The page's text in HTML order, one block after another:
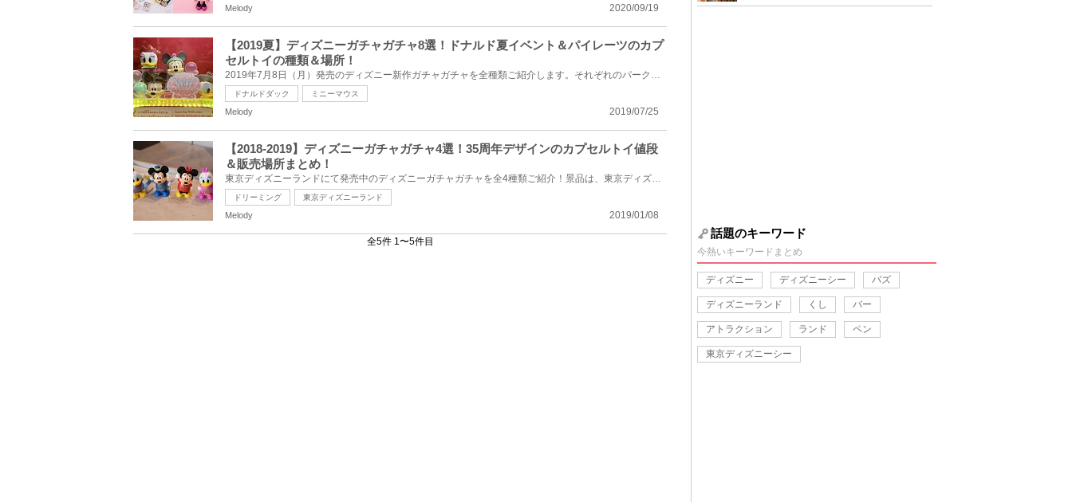
2020/09/19
Melody
【2019夏】ディズニーガチャガチャ8選！ドナルド夏イベント＆パイレーツのカプ
セルトイの種類＆場所！
2019年7月8日（月）発売のディズニー新作ガチャガチャを全種類ご紹介します。それぞれのパークで開催さ...
ドナルドダック ミニーマウス
2019/07/25
Melody
【2018-2019】ディズニーガチャガチャ4選！35周年デザインのカプセルトイ値段
＆販売場所まとめ！
東京ディズニーランドにて発売中のディズニーガチャガチャを全4種類ご紹介！景品は、東京ディズニーリゾ...
ドリーミング 東京ディズニーランド
2019/01/08
Melody
全5件 1〜5件目
報
話題のキーワード
今熱いキーワードまとめ
ディズニー ディズニーシー バズ
ディズニーランド くし バー
アトラクション ランド ペン
東京ディズニーシー